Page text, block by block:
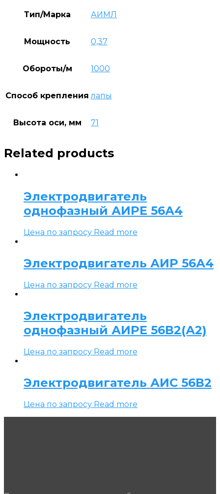
Тип/Марка АИМЛ
Мощность 0,37
Обороты/м 1000
Способ крепления лапы
Высота оси, мм 71
Related products
Электродвигатель
однофазный АИРЕ 56А4
Цена по запросу Read more
Электродвигатель АИР 56А4
Цена по запросу Read more
Электродвигатель
однофазный АИРЕ 56В2(А2)
Цена по запросу Read more
Электродвигатель АИС 56В2
Цена по запросу Read more